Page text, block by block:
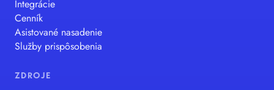
Integrácie
Cenník
Asistované nasadenie
Služby prispôsobenia
ZDROJE